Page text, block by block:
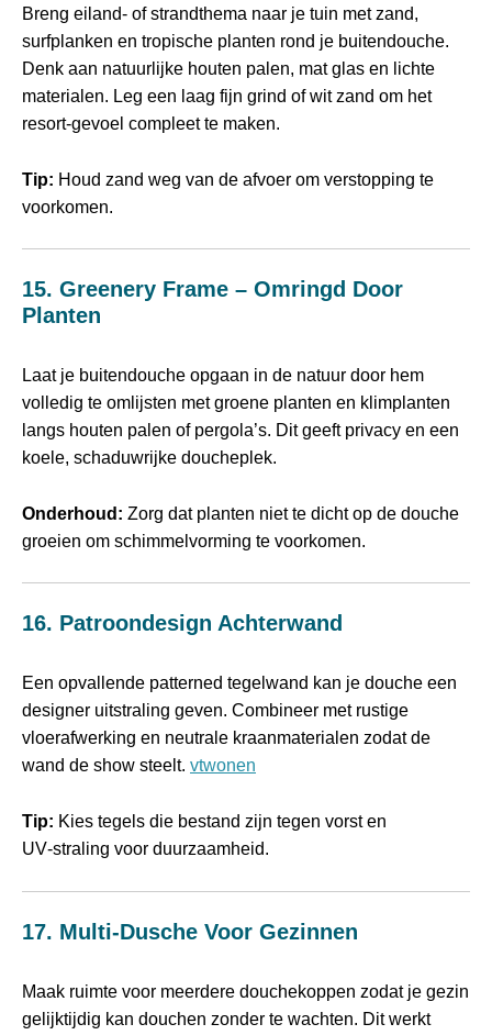
Breng eiland‑ of strandthema naar je tuin met zand,
surfplanken en tropische planten rond je buitendouche.
Denk aan natuurlijke houten palen, mat glas en lichte
materialen. Leg een laag fijn grind of wit zand om het
resort‑gevoel compleet te maken.
Tip: Houd zand weg van de afvoer om verstopping te
voorkomen.
15. Greenery Frame – Omringd Door
Planten
Laat je buitendouche opgaan in de natuur door hem
volledig te omlijsten met groene planten en klimplanten
langs houten palen of pergola’s. Dit geeft privacy en een
koele, schaduwrijke doucheplek.
Onderhoud: Zorg dat planten niet te dicht op de douche
groeien om schimmelvorming te voorkomen.
16. Patroondesign Achterwand
Een opvallende patterned tegelwand kan je douche een
designer uitstraling geven. Combineer met rustige
vloerafwerking en neutrale kraanmaterialen zodat de
wand de show steelt. vtwonen
Tip: Kies tegels die bestand zijn tegen vorst en
UV‑straling voor duurzaamheid.
17. Multi‑dusche Voor Gezinnen
Maak ruimte voor meerdere douchekoppen zodat je gezin
gelijktijdig kan douchen zonder te wachten. Dit werkt